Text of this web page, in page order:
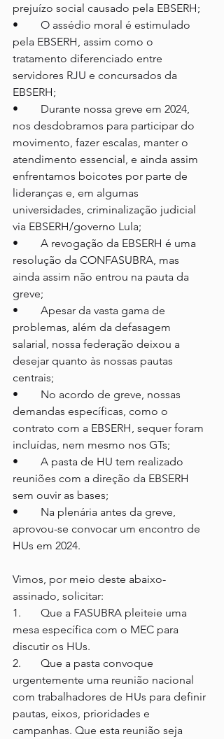
prejuízo social causado pela EBSERH;
•	O assédio moral é estimulado
pela EBSERH, assim como o
tratamento diferenciado entre
servidores RJU e concursados da
EBSERH;
•	Durante nossa greve em 2024,
nos desdobramos para participar do
movimento, fazer escalas, manter o
atendimento essencial, e ainda assim
enfrentamos boicotes por parte de
lideranças e, em algumas
universidades, criminalização judicial
via EBSERH/governo Lula;
•	A revogação da EBSERH é uma
resolução da CONFASUBRA, mas
ainda assim não entrou na pauta da
greve;
•	Apesar da vasta gama de
problemas, além da defasagem
salarial, nossa federação deixou a
desejar quanto às nossas pautas
centrais;
•	No acordo de greve, nossas
demandas específicas, como o
contrato com a EBSERH, sequer foram
incluídas, nem mesmo nos GTs;
•	A pasta de HU tem realizado
reuniões com a direção da EBSERH
sem ouvir as bases;
•	Na plenária antes da greve,
aprovou-se convocar um encontro de
HUs em 2024.
Vimos, por meio deste abaixo-
assinado, solicitar:
1.	Que a FASUBRA pleiteie uma
mesa específica com o MEC para
discutir os HUs.
2.	Que a pasta convoque
urgentemente uma reunião nacional
com trabalhadores de HUs para definir
pautas, eixos, prioridades e
campanhas. Que esta reunião seja